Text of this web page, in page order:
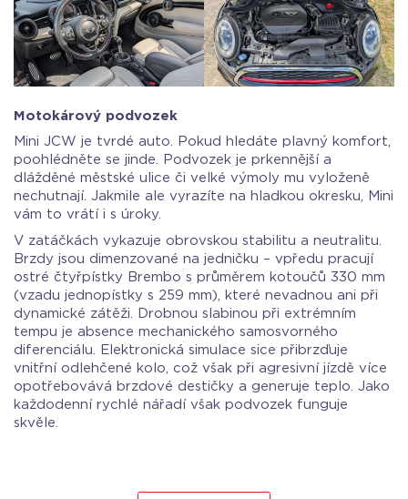
Motokárový podvozek
Mini JCW je tvrdé auto. Pokud hledáte plavný komfort,
poohlédněte se jinde. Podvozek je prkennější a
dlážděné městské ulice či velké výmoly mu vyloženě
nechutnají. Jakmile ale vyrazíte na hladkou okresku, Mini
vám to vrátí i s úroky.
V zatáčkách vykazuje obrovskou stabilitu a neutralitu.
Brzdy jsou dimenzované na jedničku – vpředu pracují
ostré čtyřpístky Brembo s průměrem kotoučů 330 mm
(vzadu jednopístky s 259 mm), které nevadnou ani při
dynamické zátěži. Drobnou slabinou při extrémním
tempu je absence mechanického samosvorného
diferenciálu. Elektronická simulace sice přibrzďuje
vnitřní odlehčené kolo, což však při agresivní jízdě více
opotřebovává brzdové destičky a generuje teplo. Jako
každodenní rychlé nářadí však podvozek funguje
skvěle.